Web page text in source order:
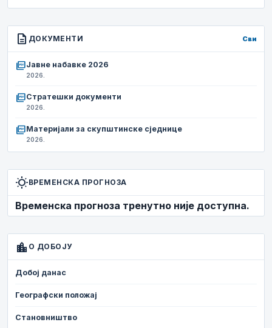
description ДОКУМЕНТИ Сви
picture_as_pdfЈавне набавке 2026
2026.
picture_as_pdfСтратешки документи
2026.
picture_as_pdfМатеријали за скупштинске сједнице
2026.
wb_sunnyВРЕМЕНСКА ПРОГНОЗА
Временска прогноза тренутно није доступна.
location_city О ДОБОЈУ
Добој данас
Географски положај
Становништво